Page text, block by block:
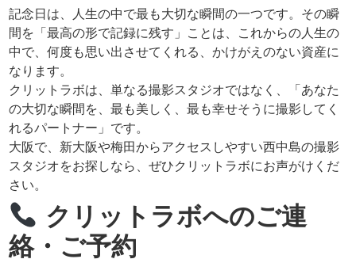
記念日は、人生の中で最も大切な瞬間の一つです。その瞬
間を「最高の形で記録に残す」ことは、これからの人生の
中で、何度も思い出させてくれる、かけがえのない資産に
なります。
クリットラボは、単なる撮影スタジオではなく、「あなた
の大切な瞬間を、最も美しく、最も幸せそうに撮影してく
れるパートナー」です。
大阪で、新大阪や梅田からアクセスしやすい西中島の撮影
スタジオをお探しなら、ぜひクリットラボにお声がけくだ
さい。
クリットラボへのご連
絡・ご予約